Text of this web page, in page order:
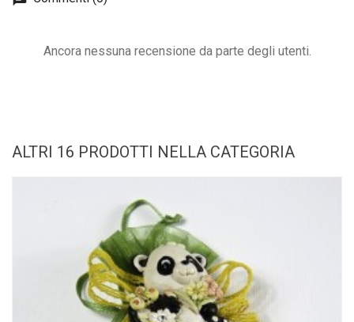
Ancora nessuna recensione da parte degli utenti.
ALTRI 16 PRODOTTI NELLA CATEGORIA